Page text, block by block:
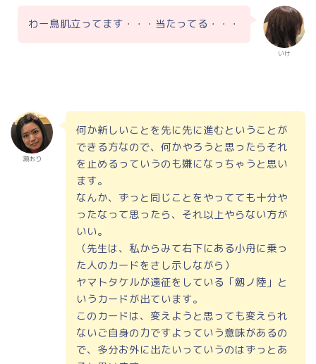
いけ
わー鳥肌立ってます・・・当たってる・・・
瀬おり
何か新しいことを先に先に進むということが
できる方なので、何かやろうと思ったらそれ
を止めるっていうのも嫌になっちゃうと思い
ます。
なんか、ずっと同じことをやってても十分や
ったなって思ったら、それ以上やらない方が
いい。
（先生は、私からみて右下にある小舟に乗っ
た人のカードをさし示しながら）
ヤマトタケルが遠征をしている「劔ノ陸」と
いうカードが出ています。
このカードは、変えようと思っても変えられ
ないご自身の力ですよっていう意味があるの
で、多分お外に出たいっていうのはずっとあ